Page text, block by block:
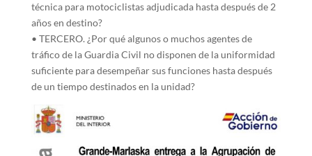
técnica para motociclistas adjudicada hasta después de 2
años en destino?
• TERCERO. ¿Por qué algunos o muchos agentes de
tráfico de la Guardia Civil no disponen de la uniformidad
suficiente para desempeñar sus funciones hasta después
de un tiempo destinados en la unidad?